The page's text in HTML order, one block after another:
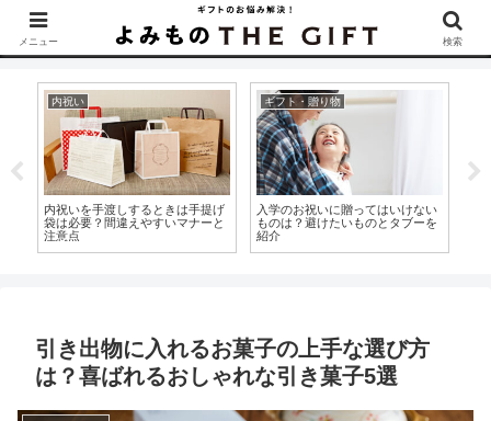
▶︎カタログギフトを探すなら『ソムリエ＠ギフト』をCheck！
内祝い
感謝を伝えたい！正しい出産祝い
のお礼メールの書き方とは？
出産祝い
喜びの気持ちが伝わる！出産祝い
のメッセージで使える言葉とマナ
ーを紹介！
引き出物に入れるお菓子の上手な選び方
は？喜ばれるおしゃれな引き菓子5選
メニュー 検索